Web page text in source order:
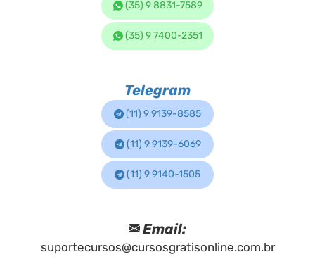
(35) 9 8831-7589
(35) 9 7400-2351
Telegram
(11) 9 9139-8585
(11) 9 9139-6069
(11) 9 9140-1505
Email:
suportecursos@cursosgratisonline.com.br